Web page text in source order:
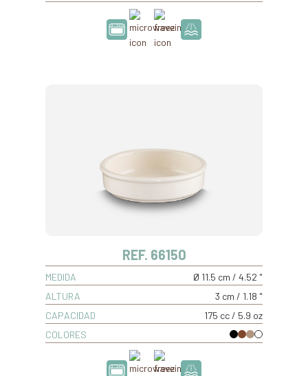
REF. 66150
MEDIDA
Ø 11.5 cm / 4.52 "
ALTURA
3 cm / 1.18 "
CAPACIDAD
175 cc / 5.9 oz
COLORES